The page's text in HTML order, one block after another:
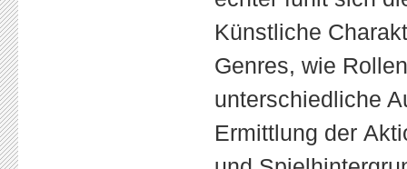
Künstliche
Genres, wie
unterschiedliche
Ermittlung der